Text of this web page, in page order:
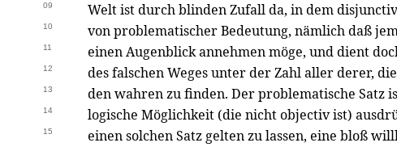
09 Welt ist durch blinden Zufall da, in dem
10 von problematischer Bedeutung, nämlich daß
11 einen Augenblick annehmen möge, und dient
12 des falschen Weges unter der Zahl aller derer,
13 den wahren zu finden. Der problematische Satz
14 logische Möglichkeit (die nicht objectiv ist)
15 einen solchen Satz gelten zu lassen, eine bloß